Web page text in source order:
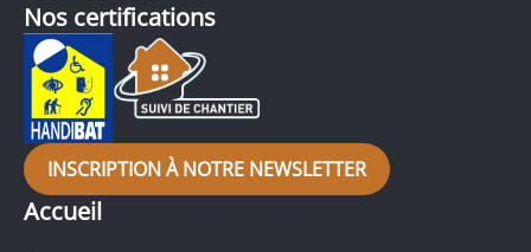
Accueil
Nos certifications
INSCRIPTION À NOTRE NEWSLETTER